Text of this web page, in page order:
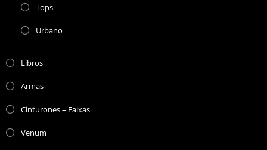
Tops
Urbano
Libros
Armas
Cinturones – Faixas
Venum